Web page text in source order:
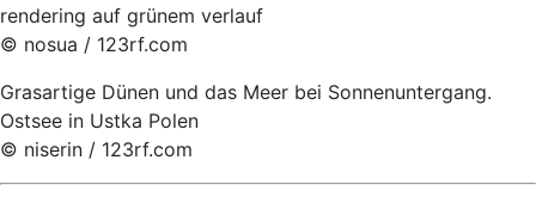
rendering auf grünem verlauf
© nosua / 123rf.com
Grasartige Dünen und das Meer bei Sonnenuntergang.
Ostsee in Ustka Polen
© niserin / 123rf.com